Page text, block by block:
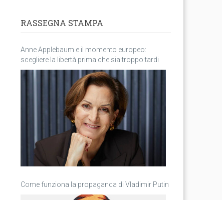
RASSEGNA STAMPA
Anne Applebaum e il momento europeo:
scegliere la libertà prima che sia troppo tardi
Come funziona la propaganda di Vladimir Putin